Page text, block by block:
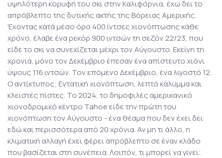
υψηλότερη κορυφή του σκι στην Καλιφόρνια, έχω δει το
απρόβλεπτο της δυτικής ακτής της Βόρειας Αμερικής.
Έχοντας κατά μέσο όρο 400 ίντσες χιονόπτωσης κάθε
χρόνο, έλαβε ένα ρεκόρ 900 ιντσών τη σεζόν 22/23, που
είδε το σκι να συνεχίζεται μέχρι τον Αύγουστο. Εκείνη τη
χρονιά, μόνο τον Δεκέμβριο έπεσαν ένα απίστευτο χιόνι
ύψους 116 ιντσών. Τον επόμενο Δεκέμβριο, ένα λιγοστό 12.
Ο αντίκτυπος; Εντατική χιονόπτωση, λεπτό κάλυμμα και
κλειστές πίστες. Το 2024, το δημοφιλές αμερικανικό
χιονοδρομικό κέντρο Tahoe είδε την πρώτη του
χιονόπτωση τον Αύγουστο - ένα θέαμα που δεν έχει δει
εδώ και περισσότερα από 20 χρόνια. Αν μη τι άλλο, η
κλιματική αλλαγή έχει φέρει απρόβλεπτο σε έναν κλάδο
που βασίζεται στη συνέπεια. Λοιπόν, τι μπορεί να γίνει;